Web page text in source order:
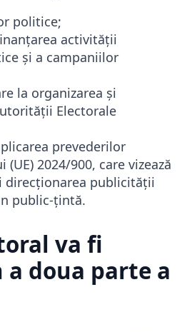
politice;
activității
și a campaniilor
la organizarea și
Electorale
prevederilor
(UE) 2024/900, care vizează
direcționarea publicității
public-țintă.
va fi
doua parte a